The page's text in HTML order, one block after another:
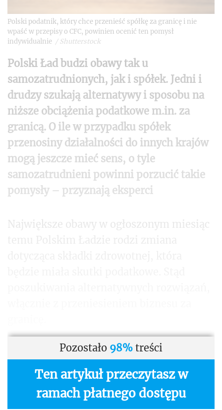
Polski podatnik, który chce przenieść spółkę za granicę i nie
wpaść w przepisy o CFC, powinien ocenić ten pomysł
indywidualnie / Shutterstock
Polski Ład budzi obawy tak u
samozatrudnionych, jak i spółek. Jedni i
drudzy szukają alternatywy i sposobu na
niższe obciążenia podatkowe m.in. za
granicą. O ile w przypadku spółek
przenosiny działalności do innych krajów
mogą jeszcze mieć sens, o tyle
samozatrudnieni powinni porzucić takie
pomysły – przyznają eksperci
Pozostało 98% treści
Ten artykuł przeczytasz w
ramach płatnego dostępu